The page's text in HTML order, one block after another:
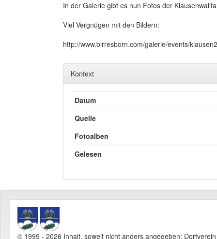
In der Galerie gibt es nun Fotos der
Viel Vergnügen mit den Bildern:
http://www.birresborn.com/galerie/events/
Kontext
Datum
Quelle
Fotoalben
Gelesen
© 1999 - 2026 Inhalt, soweit nicht anders angegeben: